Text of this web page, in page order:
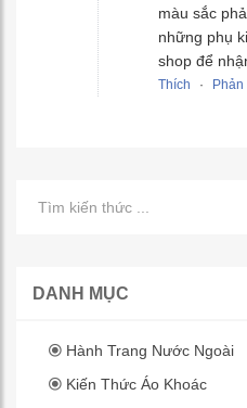
màu sắc
những phụ
shop để
Thích · Phản
DANH MỤC
Hành Trang Nước Ngoài
Kiến Thức Áo Khoác